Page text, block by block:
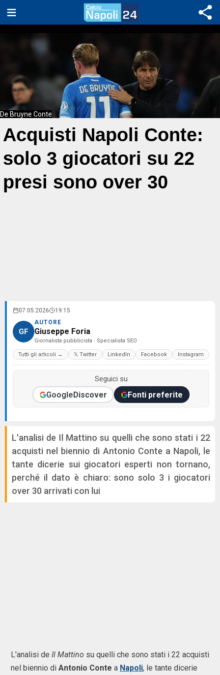
De Bruyne Conte
Acquisti Napoli Conte:
solo 3 giocatori su 22
presi sono over 30
07.05.2026 19:15
GF
AUTORE
Giuseppe Foria
Giornalista pubblicista · Specialista SEO
Tutti gli articoli → 𝕏 Twitter LinkedIn Facebook Instagram
Seguici su
GoogleDiscover Fonti preferite
L'analisi de Il Mattino su quelli che sono stati i 22
acquisti nel biennio di Antonio Conte a Napoli, le
tante dicerie sui giocatori esperti non tornano,
perché il dato è chiaro: sono solo 3 i giocatori
over 30 arrivati con lui
L'analisi de Il Mattino su quelli che sono stati i 22 acquisti
nel biennio di Antonio Conte a Napoli, le tante dicerie